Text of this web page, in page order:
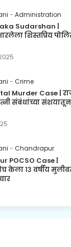
Administration
Sudarshan |
शिस्तप्रिय
Crime
Murder Case |
संबंधांच्या संशयातून
Chandrapur
POCSO Case |
केला १३ वर्षीय